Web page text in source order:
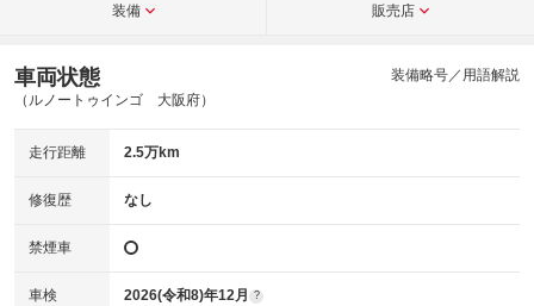
装備 販売店
車両状態
（ルノートゥインゴ 大阪府）
装備略号／用語解説
走行距離 2.5万km
修復歴 なし
禁煙車
車検 2026(令和8)年12月 ?